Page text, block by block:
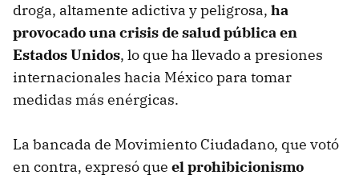
droga, altamente adictiva y peligrosa, ha
provocado una crisis de salud pública en
Estados Unidos, lo que ha llevado a presiones
internacionales hacia México para tomar
medidas más enérgicas.
La bancada de Movimiento Ciudadano, que votó
en contra, expresó que el prohibicionismo